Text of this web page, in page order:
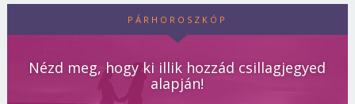
PÁRHOROSZKÓP
Nézd meg, hogy ki illik hozzád csillagjegyed
alapján!